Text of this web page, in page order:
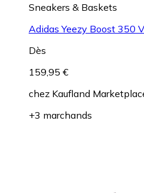
Sneakers & Baskets
Adidas Yeezy Boost 350
Dès
159,95 €
chez Kaufland
+3 marchands